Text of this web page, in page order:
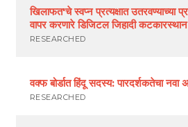
खिलाफत'चे स्वप्न प्रत्यक्षात उतरवण्याच्या
वापर करणारे डिजिटल जिहादी कटकारस्थान
RESEARCHED
वक्फ बोर्डात हिंदू सदस्य: पारदर्शकतेचा
RESEARCHED